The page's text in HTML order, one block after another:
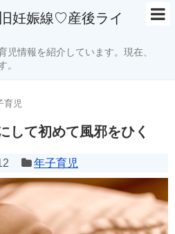
妊娠線♡産後ライ
児情報を紹介しています。現在、
。
育児
して初めて風邪をひく
年子育児